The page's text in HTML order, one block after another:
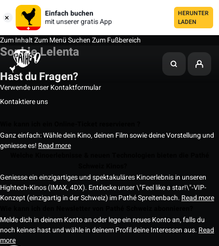
Einfach buchen
mit unserer gratis App
HERUNTER
LADEN
Zum InhaltZum MenüSuchenZum Fußbereich
Sophie Lelenta
Hast du Fragen?
Verwende unser Kontaktformular
Kontaktiere uns
Ganz einfach: Wähle dein Kino, deinen Film sowie deine Vorstellung und
geniesse es! Read more
Geniesse ein einzigartiges und spektakuläres Kinoerlebnis in unseren
Hightech-Kinos (IMAX, 4DX). Entdecke unser \"Feel like a star!\"-VIP-
Konzept (einzigartig in der Schweiz) im Pathé Spreitenbach. Read more
Melde dich in deinem Konto an oder lege ein neues Konto an, falls du
noch keines hast und wähle in deinem Profil deine Interessen aus. Read
more